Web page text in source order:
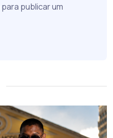
para publicar um